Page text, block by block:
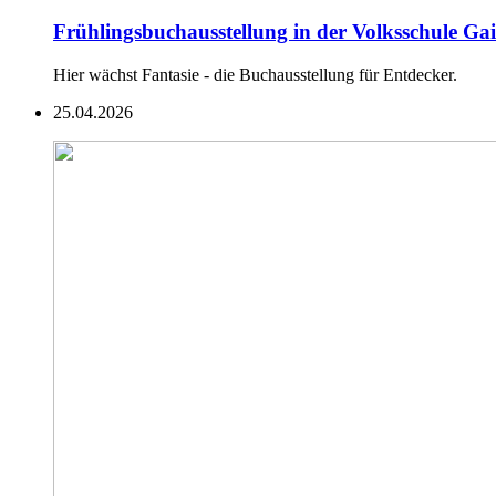
Frühlingsbuchausstellung in der Volksschule
Hier wächst Fantasie - die Buchausstellung für Entdecker.
25.04.2026